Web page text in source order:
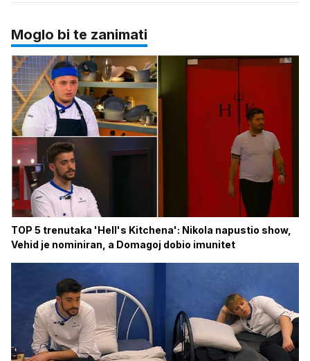
Moglo bi te zanimati
TOP 5 trenutaka 'Hell's Kitchena': Nikola napustio show,
Vehid je nominiran, a Domagoj dobio imunitet